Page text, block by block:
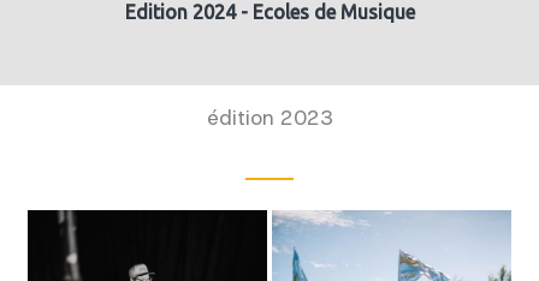
Edition 2024 - Ecoles de Musique
édition 2023